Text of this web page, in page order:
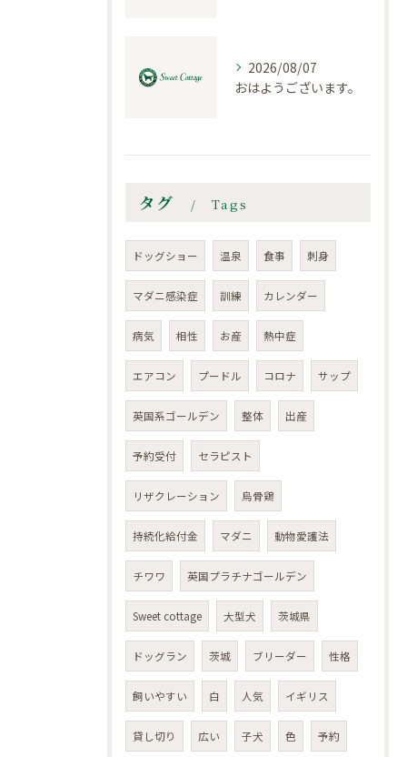
2026/08/07
おはようございます。
タグ Tags
ドッグショー 温泉 食事 刺身
マダニ感染症 訓練 カレンダー
病気 相性 お産 熱中症
エアコン プードル コロナ サップ
英国系ゴールデン 整体 出産
予約受付 セラピスト
リザクレーション 烏骨鶏
持続化給付金 マダニ 動物愛護法
チワワ 英国プラチナゴールデン
Sweet cottage 大型犬 茨城県
ドッグラン 茨城 ブリーダー 性格
飼いやすい 白 人気 イギリス
貸し切り 広い 子犬 色 予約